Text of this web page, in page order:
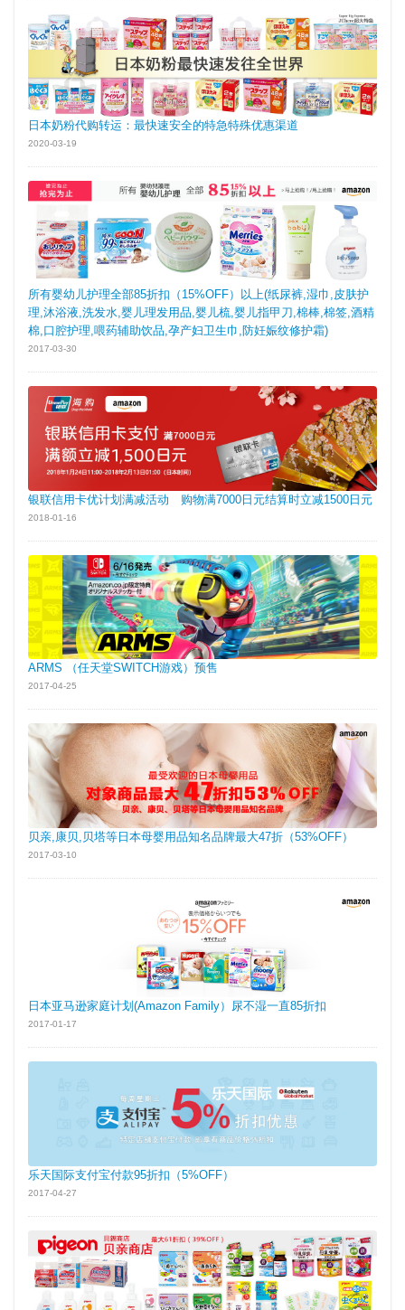
日本奶粉代购转运：最快速安全的特急特殊优惠渠道
2020-03-19
所有婴幼儿护理全部85折扣（15%OFF）以上(纸尿裤,湿巾,皮肤护
理,沐浴液,洗发水,婴儿理发用品,婴儿梳,婴儿指甲刀,棉棒,棉签,酒精
棉,口腔护理,喂药辅助饮品,孕产妇卫生巾,防妊娠纹修护霜)
2017-03-30
银联信用卡优计划满减活动 购物满7000日元结算时立减1500日元
2018-01-16
ARMS （任天堂SWITCH游戏）预售
2017-04-25
贝亲,康贝,贝塔等日本母婴用品知名品牌最大47折（53%OFF）
2017-03-10
日本亚马逊家庭计划(Amazon Family）尿不湿一直85折扣
2017-01-17
乐天国际支付宝付款95折扣（5%OFF）
2017-04-27